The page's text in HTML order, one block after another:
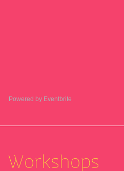
Powered by Eventbrite
Workshops